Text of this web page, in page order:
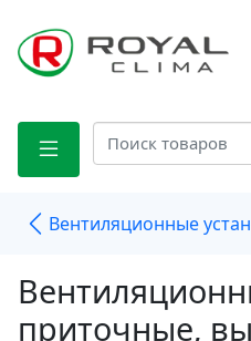
Вентиляционные
приточные,